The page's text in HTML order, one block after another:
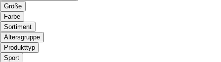
Größe
Farbe
Sortiment
Altersgruppe
Produkttyp
Sport